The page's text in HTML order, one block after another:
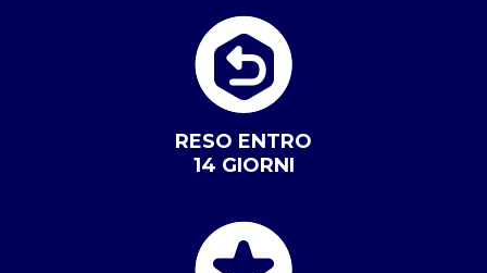
RESO ENTRO
14 GIORNI